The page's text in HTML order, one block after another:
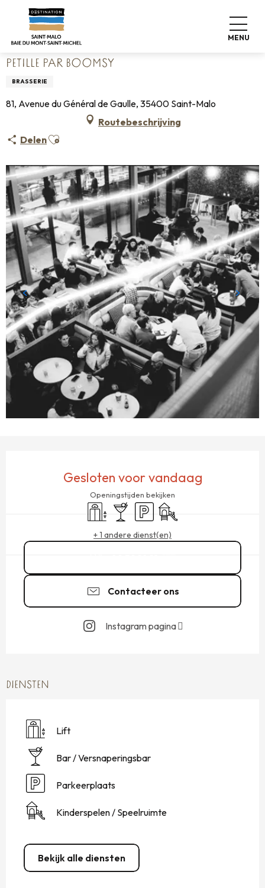
contenu
MENU
Home Wonen zoals thuis
Restaurants
PETILLE par Boomsy
PETILLE PAR BOOMSY
BRASSERIE
81, Avenue du Général de Gaulle, 35400 Saint-Malo
Routebeschrijving
DelenAjouter aux favoris
Gesloten voor vandaag
Openingstijden bekijken
Lift Bar / Versnaperingsbar
Parkeerplaats
Kinderspelen /
+ 1 andere dienst(en)
Contacteer ons
Instagram pagina
DIENSTEN
Lift
Bar / Versnaperingsbar
Parkeerplaats
Kinderspelen / Speelruimte
Bekijk alle diensten